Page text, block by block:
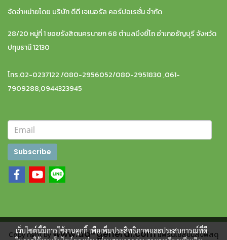
จัดจำหน่ายโดย บริษัท ดีดี เจเนอรัล คอร์ปอเรชั่น จำกัด
28/20 หมู่ที่ 1 ซอยรังสิตนครนายก 68 ตำบลบึงยี่โถ อำเภอธัญบุรี จังหวัด
ปทุมธานี 12130
โทร.02-0237122 /080-2956052/080-2951830 ,061-
7909288,0944323945
Subscribe
Copy right bywww.dd-general.comแฟรนไชส์ขนส่งพัสดุ
เว็บไซต์นี้มีการใช้งานคุกกี้ เพื่อเพิ่มประสิทธิภาพและประสบการณ์ที่ดี